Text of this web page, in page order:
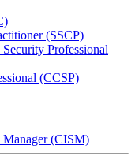
(SSCP)
Professional
(CCSP)
(CISM)